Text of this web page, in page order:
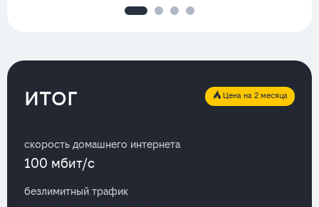
итог Цена на 2 месяца
скорость домашнего интернета
100 мбит/с
безлимитный трафик